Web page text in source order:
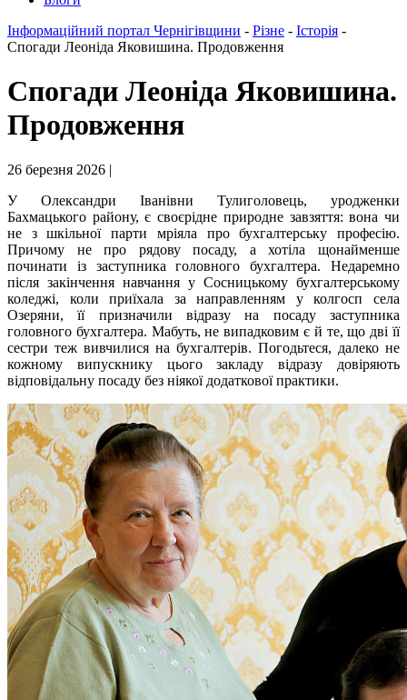
Інформаційний портал Чернігівщини - Різне - Історія -
Спогади Леоніда Яковишина. Продовження
Спогади Леоніда Яковишина.
Продовження
26 березня 2026 |
У Олександри Іванівни Тулиголовець, уродженки
Бахмацького району, є своєрідне природне завзяття: вона чи
не з шкільної парти мріяла про бухгалтерську професію.
Причому не про рядову посаду, а хотіла щонайменше
починати із заступника головного бухгалтера. Недаремно
після закінчення навчання у Сосницькому бухгалтерському
коледжі, коли приїхала за направленням у колгосп села
Озеряни, її призначили відразу на посаду заступника
головного бухгалтера. Мабуть, не випадковим є й те, що дві її
сестри теж вивчилися на бухгалтерів. Погодьтеся, далеко не
кожному випускнику цього закладу відразу довіряють
відповідальну посаду без ніякої додаткової практики.